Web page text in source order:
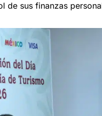
de sus finanzas